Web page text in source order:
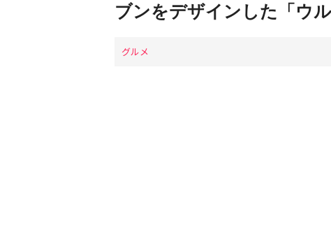
ブンをデザインした「ウ
グルメ